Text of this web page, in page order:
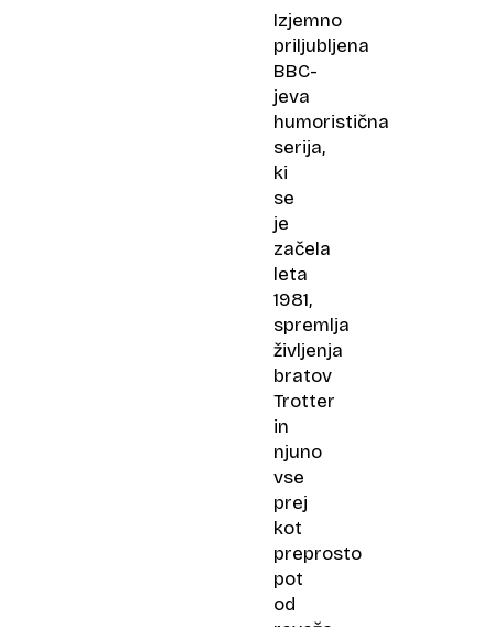
Izjemno
priljubljena
BBC-
jeva
humoristična
serija,
ki
se
je
začela
leta
1981,
spremlja
življenja
bratov
Trotter
in
njuno
vse
prej
kot
preprosto
pot
od